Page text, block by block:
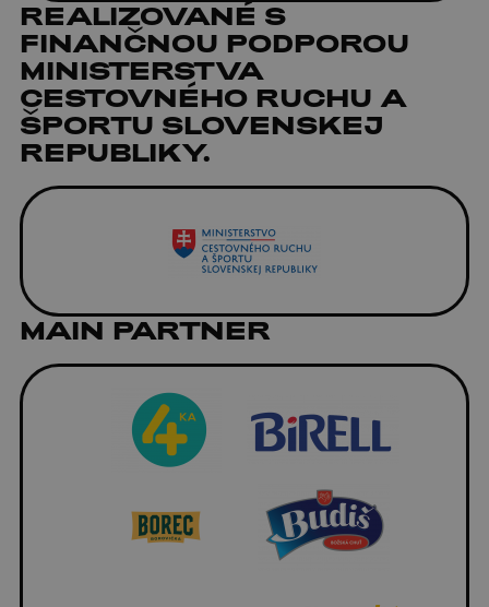
REALIZOVANÉ S
FINANČNOU PODPOROU
MINISTERSTVA
CESTOVNÉHO RUCHU A
ŠPORTU SLOVENSKEJ
REPUBLIKY.
MAIN PARTNER